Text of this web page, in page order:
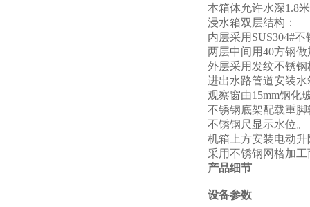
本箱体允许水深1.8
浸水箱双层结构：
内层采用SUS304#
两层中间用40方钢
外层采用发纹不锈
进出水路管道安装
观察窗由15mm钢化
不锈钢底架配载重
不锈钢尺显示水位。
机箱上方安装电动
采用不锈钢网格加工
产品细节
设备参数